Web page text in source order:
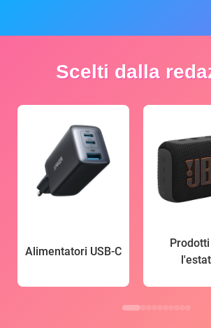
Scelti dalla
Alimentatori USB-C